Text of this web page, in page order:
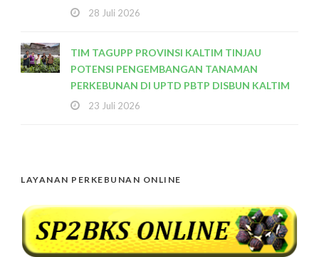
28 Juli 2026
TIM TAGUPP PROVINSI KALTIM TINJAU
POTENSI PENGEMBANGAN TANAMAN
PERKEBUNAN DI UPTD PBTP DISBUN KALTIM
23 Juli 2026
LAYANAN PERKEBUNAN ONLINE